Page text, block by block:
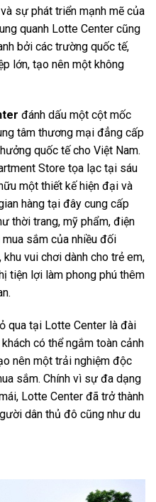
sự phát triển mạnh mẽ của
quanh Lotte Center cũng
bởi các trường quốc tế,
lớn, tạo nên một không
đánh dấu một cột mốc
tâm thương mại đẳng cấp
quốc tế cho Việt Nam.
Store tọa lạc tại sáu
một thiết kế hiện đại và
hàng tại đây cung cấp
thời trang, mỹ phẩm, điện
sắm của nhiều đối
vui chơi dành cho trẻ em,
tiện lợi làm phong phú thêm
qua tại Lotte Center là đài
có thể ngắm toàn cảnh
nên một trải nghiệm độc
sắm. Chính vì sự đa dạng
Lotte Center đã trở thành
dân thủ đô cũng như du